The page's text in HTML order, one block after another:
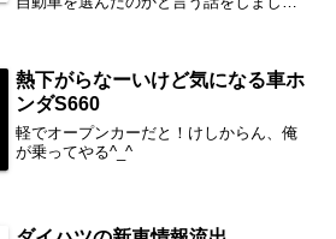
るように説明しながら、整...
熱下がらなーいけど気になる車ホ
ンダS660
軽でオープンカーだと！けしからん、俺
が乗ってやる^_^